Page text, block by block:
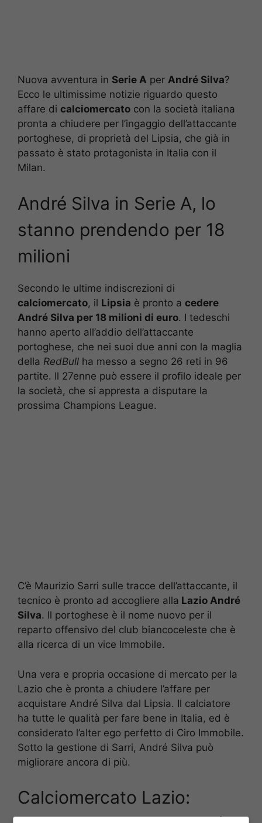
Nuova avventura in Serie A per André Silva?
Ecco le ultimissime notizie riguardo questo
affare di calciomercato con la società italiana
pronta a chiudere per l’ingaggio dell’attaccante
portoghese, di proprietà del Lipsia, che già in
passato è stato protagonista in Italia con il
Milan.
André Silva in Serie A, lo
stanno prendendo per 18
milioni
Secondo le ultime indiscrezioni di
calciomercato, il Lipsia è pronto a cedere
André Silva per 18 milioni di euro. I tedeschi
hanno aperto all’addio dell’attaccante
portoghese, che nei suoi due anni con la maglia
della RedBull ha messo a segno 26 reti in 96
partite. Il 27enne può essere il profilo ideale per
la società, che si appresta a disputare la
prossima Champions League.
C’è Maurizio Sarri sulle tracce dell’attaccante, il
tecnico è pronto ad accogliere alla Lazio André
Silva. Il portoghese è il nome nuovo per il
reparto offensivo del club biancoceleste che è
alla ricerca di un vice Immobile.
Una vera e propria occasione di mercato per la
Lazio che è pronta a chiudere l’affare per
acquistare André Silva dal Lipsia. Il calciatore
ha tutte le qualità per fare bene in Italia, ed è
considerato l’alter ego perfetto di Ciro Immobile.
Sotto la gestione di Sarri, André Silva può
migliorare ancora di più.
Calciomercato Lazio: